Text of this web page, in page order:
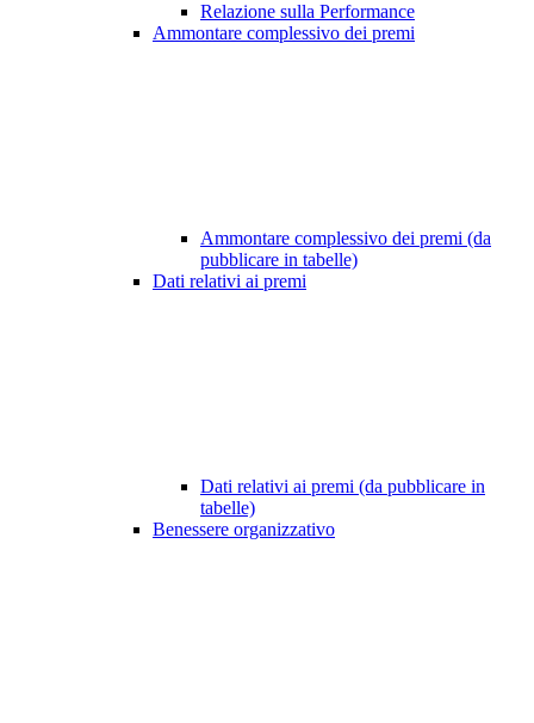
Relazione sulla Performance
Ammontare complessivo dei premi
Ammontare complessivo dei premi (da
pubblicare in tabelle)
Dati relativi ai premi
Dati relativi ai premi (da pubblicare in
tabelle)
Benessere organizzativo